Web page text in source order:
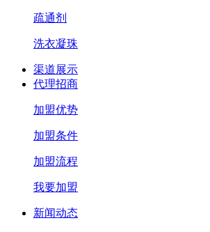
疏通剂
洗衣凝珠
渠道展示
代理招商
加盟优势
加盟条件
加盟流程
我要加盟
新闻动态